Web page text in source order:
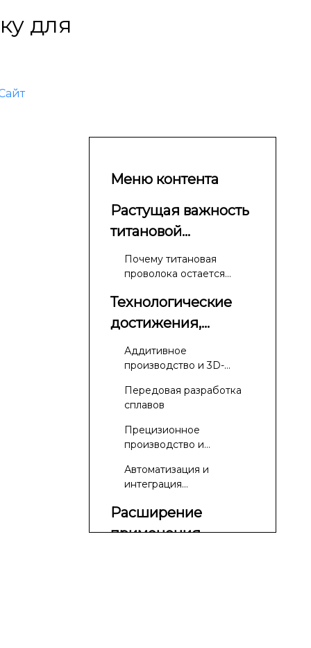
для
Меню контента
Растущая важность
титановой
проволоки
Почему титановая
проволока остается
Технологические
достижения,
формирующие
производство
титановой
проволоки
Аддитивное
производство и 3D-
Передовая разработка
сплавов
Прецизионное
производство и
Автоматизация и
интеграция
интеллекта
Расширение
применения